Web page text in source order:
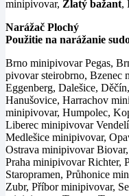
minipivovar, Zlatý bažant,
Narážač Plochý
Použitie na narážanie
Brno minipivovar Pegas,
pivovar steirobrno, Bzenec
Eggenberg, Dalešice,
Hanušovice, Harrachov
minipivovar, Humpolec,
Liberec minipivovar
Medlešice minipivovar,
Ostrava minipivovar
Praha minipivovar Richter,
Staropramen, Průhonice
Zubr, Příbor minipivovar,